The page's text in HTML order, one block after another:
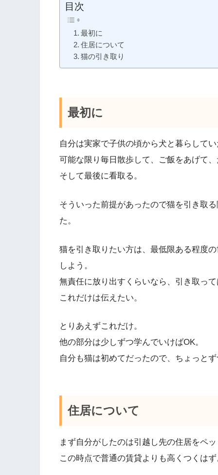
目次
最初に
住居について
猫の引き取り
最初に
自分は実家で子供の頃から犬と暮らして
可能な限り毎日散歩して、ご飯をあげて
そして最後に看取る。
そういった前提があったので猫を引き取
た。
猫を引き取りたい方は、最低限ある程度
しよう。
無責任に放り出すくらいなら、引き取っ
これだけは伝えたい。
とりあえずこれだけ。
他の部分は少しずつ学んでいけばOK。
自分も猫は初めてだったので、ちょっと
住居について
まず自分がしたのは引越し先の住居をペ
この時点で普通の賃貸よりも高くつくは